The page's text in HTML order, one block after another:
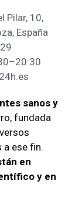
Pilar, 10,
España
sanos y
fundada
ese fin.
en
y en